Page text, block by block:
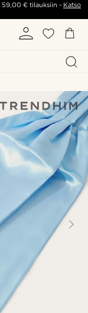
59,00 €tilauksiin - Katso